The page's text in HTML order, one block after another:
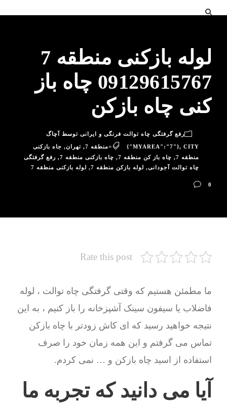
لوله بازکنی منطقه 7
09129615767 چاه باز
کنی چاه بازکن
رفع گرفتگی چاه توالت فرنگی و ایرانی توسط آچاگ
{"MYAREA":"7"}, CITY=منطقه 7 , تهران, جاه بازکنی
منطقه 7
, چاه باز کن منطقه 7 , چاه بازکنی منطقه 7 , رفع گرفتگی
چاه توالت آجودانی, لوله بازکن منطقه 7 , لوله بازکنی منطقه 7
0
Rate this post
ما مطمئن هستیم که وقتی گرفتگی چاه توالت ، لوله
فاضلاب یا سیفون سینک آشپزخانه را باز کنیم ، به این
نتیجه خواهید رسید که ای کاش زودتر با چاه بازکن
تماس می گرفتم و این همه زمان خود را صرف
استفاده از اسید چاه بازکن و … نمی کردم.
آیا می دانید که تجربه ما